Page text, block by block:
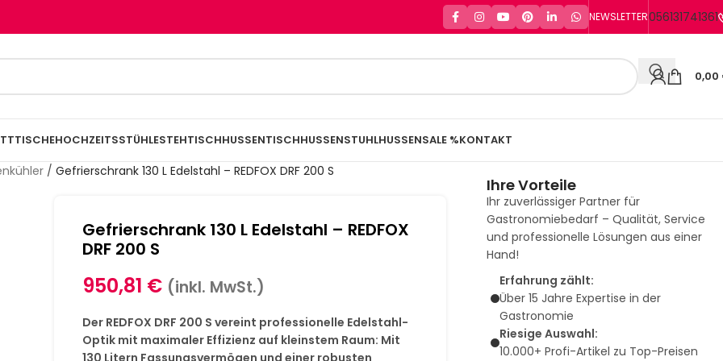
NEWSLETTER056131741361
0,00
HOCHZEITSSTÜHLESTEHTISCHHUSSENTISCHHUSSENSTUHLHUSSENSALE %KONTAKT
/ Gefrierschrank 130 L Edelstahl – REDFOX DRF 200 S
Gefrierschrank 130 L Edelstahl – REDFOX
DRF 200 S
950,81 € (inkl. MwSt.)
Der REDFOX DRF 200 S vereint professionelle Edelstahl-
Optik mit maximaler Effizienz auf kleinstem Raum: Mit
130 Litern Fassungsvermögen und einer robusten
Ihre Vorteile
Ihr zuverlässiger Partner für
Gastronomiebedarf – Qualität, Service
und professionelle Lösungen aus einer
Hand!
Erfahrung zählt:
Über 15 Jahre Expertise in der
Gastronomie
Riesige Auswahl:
10.000+ Profi-Artikel zu Top-Preisen